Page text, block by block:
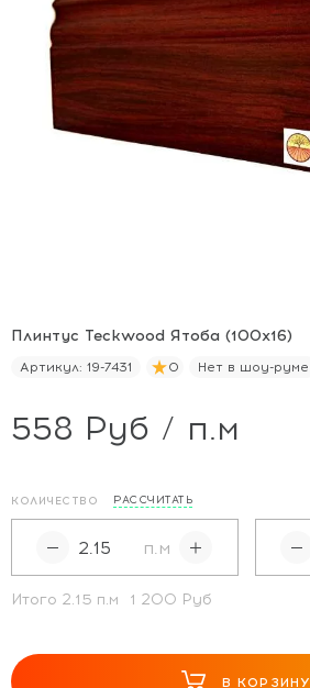
Плинтус Teckwood Ятоба (100х16)
Артикул: 19-7431 0 Нет в шоу-руме
558 Руб / п.м
КОЛИЧЕСТВО РАССЧИТАТЬ
п.м
Итого 2.15 п.м 1 200 Руб
В КОРЗИНУ